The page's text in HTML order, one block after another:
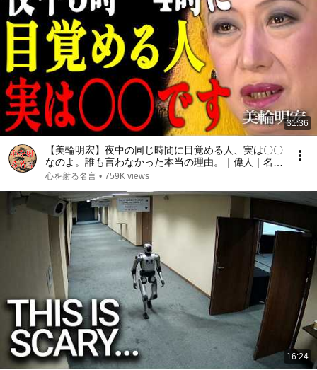
31:36
【美輪明宏】夜中の同じ時間に目覚める人、実は〇〇
なのよ。誰も言わなかった本当の理由。｜偉人｜名言
｜言葉の力｜人生哲学｜
心を射る名言 • 759K views
16:24